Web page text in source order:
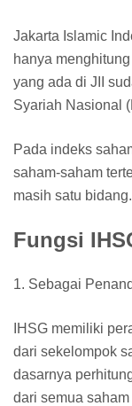
Jakarta Islamic
hanya
yang ada di JII
Syariah Nasional
Pada indeks
saham-saham
masih satu bidang.
Fungsi
1. Sebagai
IHSG memiliki
dari sekelompok
dasarnya
dari semua